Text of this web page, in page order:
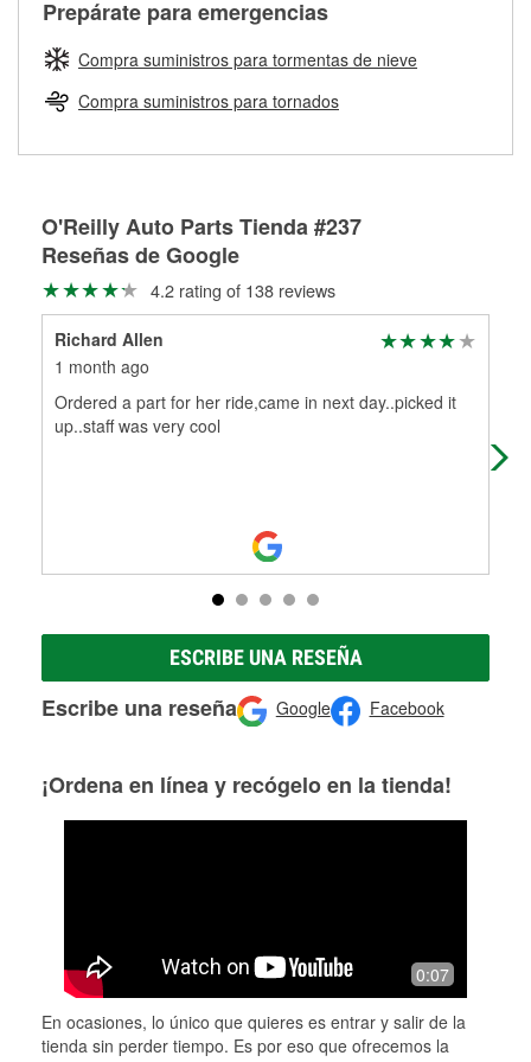
Herramientas de O'Reilly
para reparar el sistema hidráulico de tu maquinaria
agrícola o de construcción.
Más información acerca del servicio de mezcla de pintura
de O'Reilly
traigas tus partes de frenos, nuestros profesionales
medirán tus tambores o discos para determinar si pueden
ser rectificados con seguridad. Si tus tambores o discos no
pueden ser reutilizados, podemos ayudarte a encontrar las
partes de reemplazo correctas para tu reparación.
Rectificación de tambores y discos de freno
Prepárate para emergencias
Compra suministros para tormentas de nieve
Compra suministros para tornados
O'Reilly Auto Parts Tienda #237
Reseñas de Google
4.2 rating of 138 reviews
Richard Allen
1 month ago
Ordered a part for her ride,came in next day..picked it
up..staff was very cool
ESCRIBE UNA RESEÑA
Escribe una reseña Google Facebook
¡Ordena en línea y recógelo en la tienda!
0:07
En ocasiones, lo único que quieres es entrar y salir de la
tienda sin perder tiempo. Es por eso que ofrecemos la